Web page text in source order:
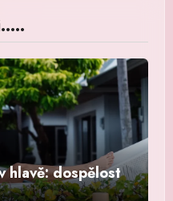
hlavě: dospělost